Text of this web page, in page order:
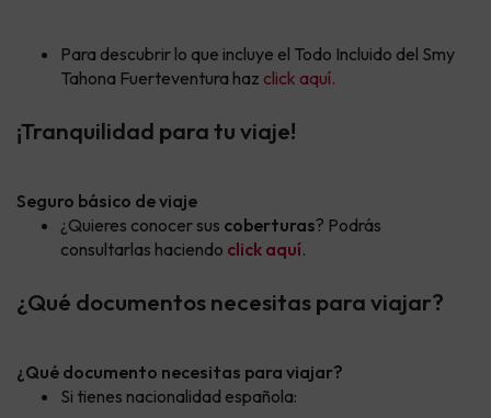
Para descubrir lo que incluye el Todo Incluido del Smy
Tahona Fuerteventura haz click aquí.
¡Tranquilidad para tu viaje!
Seguro básico de viaje
¿Quieres conocer sus coberturas? Podrás
consultarlas haciendo click aquí.
¿Qué documentos necesitas para viajar?
¿Qué documento necesitas para viajar?
Si tienes nacionalidad española: